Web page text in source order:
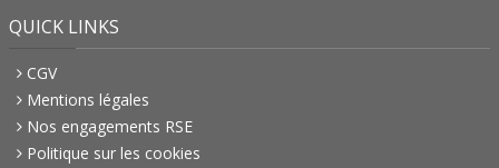
QUICK LINKS
CGV
Mentions légales
Nos engagements RSE
Politique sur les cookies